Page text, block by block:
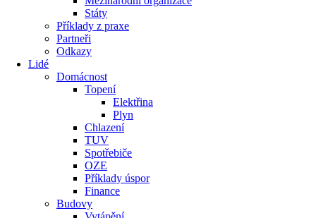
Státy
Příklady z praxe
Partneři
Odkazy
Lidé
Domácnost
Topení
Elektřina
Plyn
Chlazení
TUV
Spotřebiče
OZE
Příklady úspor
Finance
Budovy